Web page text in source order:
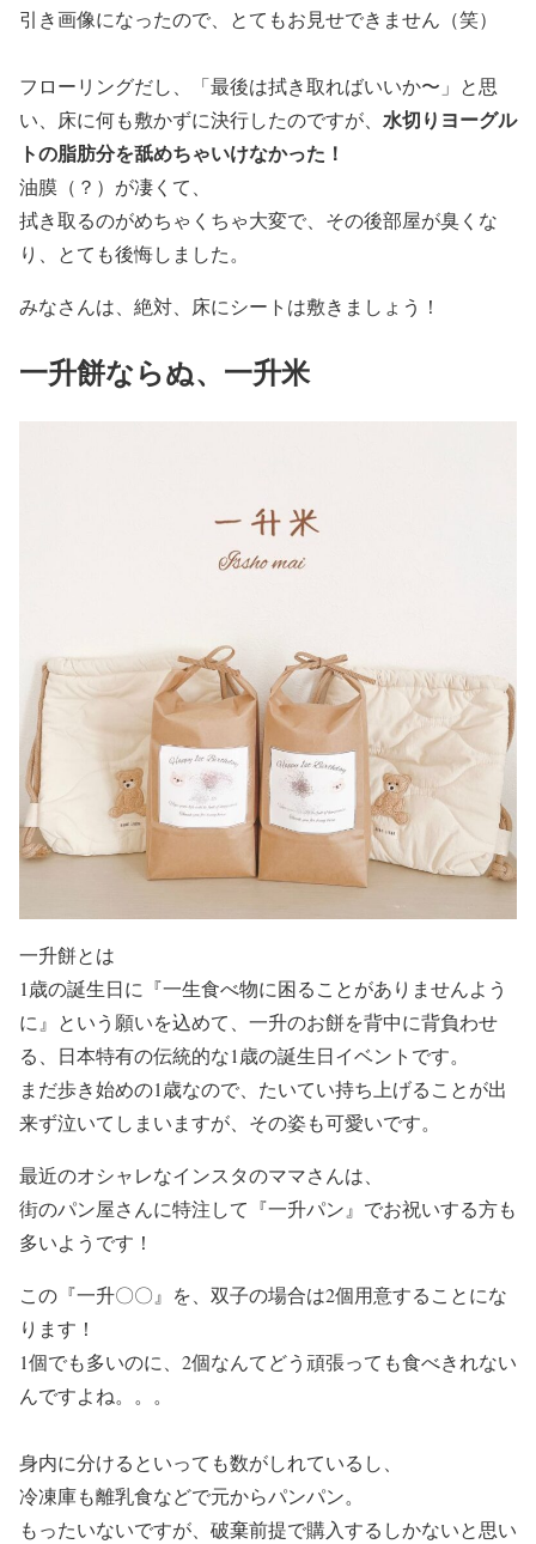
引き画像になったので、とてもお見せできません（笑）
フローリングだし、「最後は拭き取ればいいか〜」と思
い、床に何も敷かずに決行したのですが、 水切りヨーグル
トの脂肪分を舐めちゃいけなかった！
油膜（？）が凄くて、
拭き取るのがめちゃくちゃ大変で、その後部屋が臭くな
り、とても後悔しました。
みなさんは、 絶対、床にシートは敷きましょう！
一升餅ならぬ、一升米
一升餅とは
1歳の誕生日に 『一生食べ物に困ることがありませんよう
に』 という願いを込めて、 一升のお餅を背中に背負わせ
る、日本特有の伝統的な1歳の誕生日イベントです。
まだ歩き始めの1歳なので、たいてい持ち上げることが出
来ず泣いてしまいますが、その姿も可愛いです。
最近のオシャレなインスタのママさんは、
街のパン屋さんに特注して『一升パン』でお祝いする方も
多いようです！
この『一升〇〇』を、 双子の場合は2個用意することにな
ります！
1個でも多いのに、2個なんてどう頑張っても食べきれない
んですよね。。。
身内に分けるといっても数がしれているし、
冷凍庫も離乳食などで元からパンパン。
もったいないですが、破棄前提で購入するしかないと思い